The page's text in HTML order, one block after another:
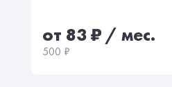
от 83₽/ мес.
500 ₽